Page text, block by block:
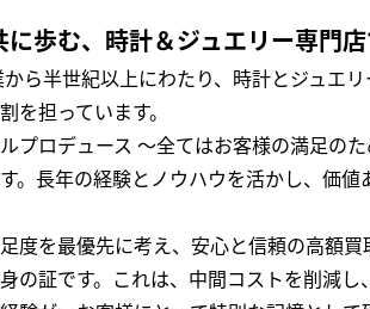
歩む、時計＆ジュエリー専門店
ら半世紀以上にわたり、時計とジュエ
を担っています。
プロデュース ～全てはお客様の満足の
。長年の経験とノウハウを活かし、価
度を最優先に考え、安心と信頼の高額
の証です。これは、中間コストを削減し